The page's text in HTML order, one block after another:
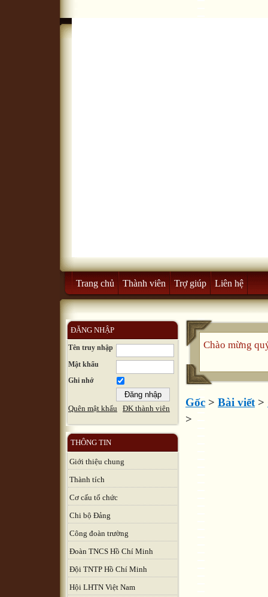
Trang chủ Thành viên Trợ giúp Liên hệ
ĐĂNG NHẬP
Tên truy nhập
Mật khẩu
Ghi nhớ
Quên mật khẩu ĐK thành viên
THÔNG TIN
Giới thiệu chung
Thành tích
Cơ cấu tổ chức
Chi bộ Đảng
Công đoàn trường
Đoàn TNCS Hồ Chí Minh
Đội TNTP Hồ Chí Minh
Hội LHTN Việt Nam
Chào mừng
Gốc > Bài viết >
>